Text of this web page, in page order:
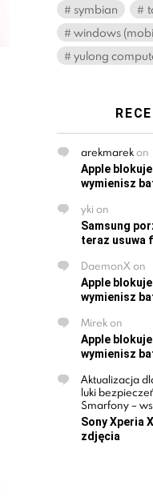
symbian
windows
yulong
arekmarekon
Apple
wymienisz
yki on
Samsung
teraz usuwa
DaemonXon
Apple
wymienisz
Mirekon
Apple
wymienisz
Aktualizacja
luki
Smarfony –
Sony Xperia
zdjęcia